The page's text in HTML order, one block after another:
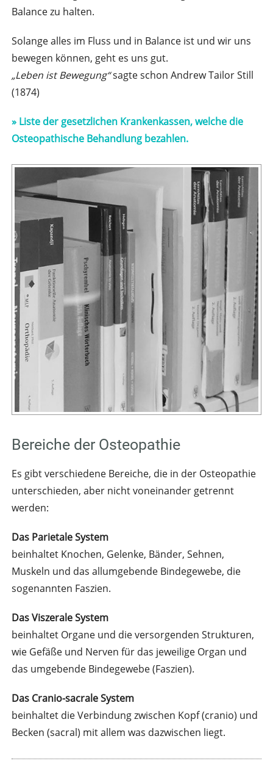
Balance zu halten.
Solange alles im Fluss und in Balance ist und wir uns
bewegen können, geht es uns gut.
„Leben ist Bewegung“sagte schon Andrew Tailor Still
(1874)
» Liste der gesetzlichen Krankenkassen, welche die
Osteopathische Behandlung bezahlen.
Bereiche der Osteopathie
Es gibt verschiedene Bereiche, die in der Osteopathie
unterschieden, aber nicht voneinander getrennt
werden:
Das Parietale System
beinhaltet Knochen, Gelenke, Bänder, Sehnen,
Muskeln und das allumgebende Bindegewebe, die
sogenannten Faszien.
Das Viszerale System
beinhaltet Organe und die versorgenden Strukturen,
wie Gefäße und Nerven für das jeweilige Organ und
das umgebende Bindegewebe (Faszien).
Das Cranio-sacrale System
beinhaltet die Verbindung zwischen Kopf (cranio) und
Becken (sacral) mit allem was dazwischen liegt.